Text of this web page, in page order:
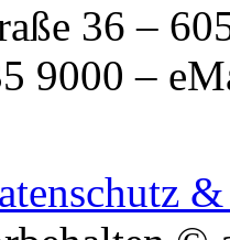
36 –
9000 –